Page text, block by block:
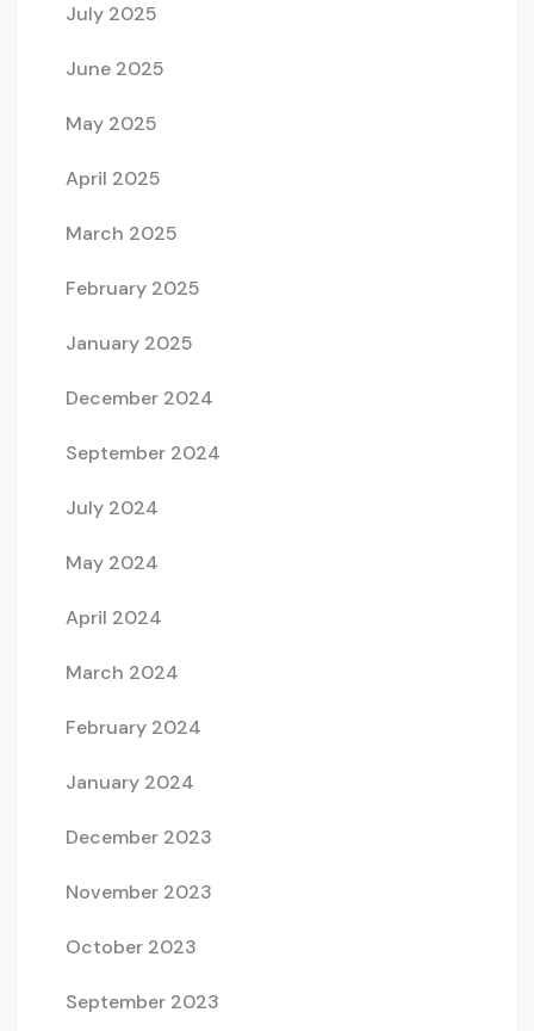
July 2025
June 2025
May 2025
April 2025
March 2025
February 2025
January 2025
December 2024
September 2024
July 2024
May 2024
April 2024
March 2024
February 2024
January 2024
December 2023
November 2023
October 2023
September 2023